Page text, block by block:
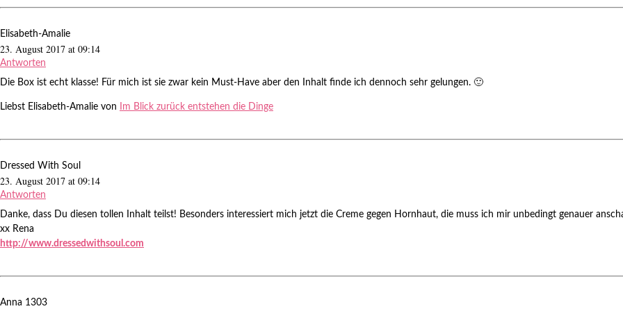
Elisabeth-Amalie
23. August 2017 at 09:14
Antworten
Die Box ist echt klasse! Für mich ist sie zwar kein Must-Have aber den Inhalt finde ich dennoch sehr gelungen. 🙂
Liebst Elisabeth-Amalie von Im Blick zurück entstehen die Dinge
Dressed With Soul
23. August 2017 at 09:14
Antworten
Danke, dass Du diesen tollen Inhalt teilst! Besonders interessiert mich jetzt die Creme gegen Hornhaut, die muss ich mir unbedingt genauer
xx Rena
http://www.dressedwithsoul.com
Anna 1303